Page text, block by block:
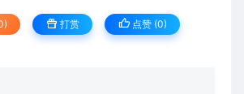
打赏 点赞 (0)